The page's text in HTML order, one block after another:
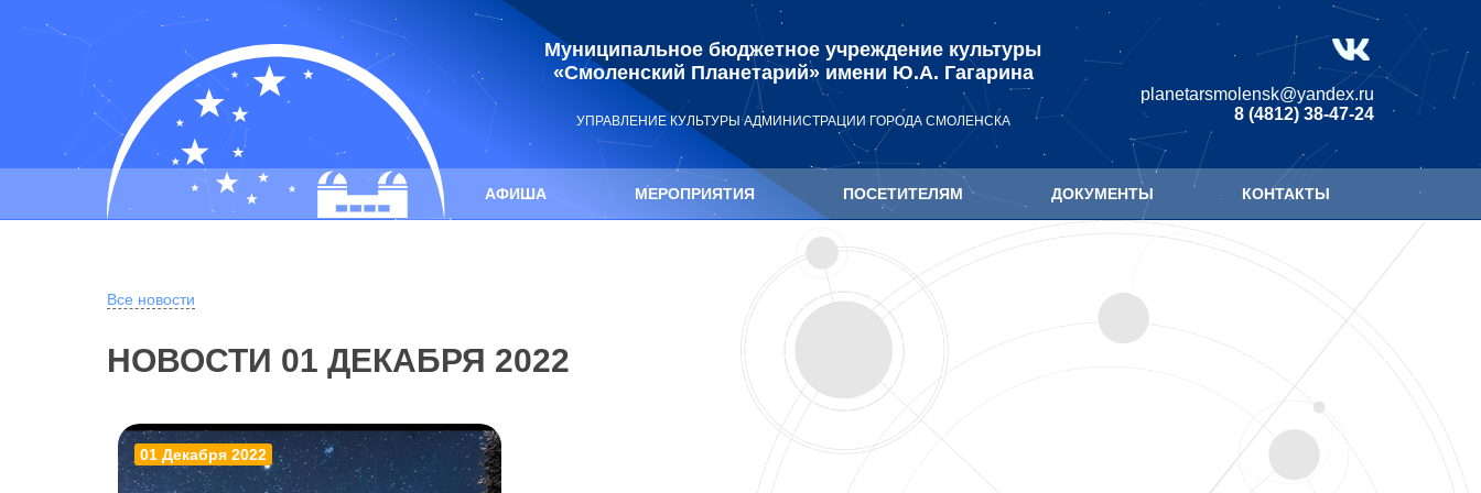
Муниципальное бюджетное учреждение культуры
«Смоленский Планетарий» имени Ю.А. Гагарина
УПРАВЛЕНИЕ КУЛЬТУРЫ АДМИНИСТРАЦИИ ГОРОДА СМОЛЕНСКА
planetarsmolensk@yandex.ru
8 (4812) 38-47-24
АФИША МЕРОПРИЯТИЯ ПОСЕТИТЕЛЯМ ДОКУМЕНТЫ КОНТАКТЫ
Все новости
НОВОСТИ 01 ДЕКАБРЯ 2022
01 Декабря 2022